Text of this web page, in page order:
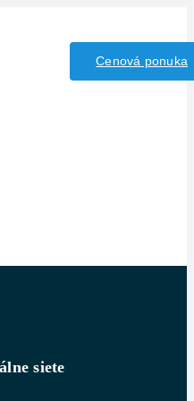
Cenová ponuka
siete